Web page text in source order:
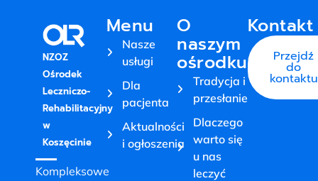
NZOZ
Ośrodek
Leczniczo-
Rehabilitacyjny
w
Koszęcinie
Kompleksowe
Menu
Nasze
usługi
Dla
pacjenta
Aktualności
i ogłoszenia
O
naszym
ośrodku
Tradycja i
przesłanie
Dlaczego
warto się
u nas
leczyć
Kontakt
Przejdź
do
kontaktu